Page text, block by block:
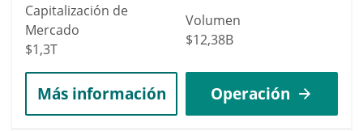
Capitalización de
Mercado
$1,3T
Volumen
$12,38B
Más información Operación